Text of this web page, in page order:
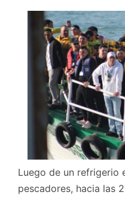
Luego de un refrigerio
pescadores, hacia las